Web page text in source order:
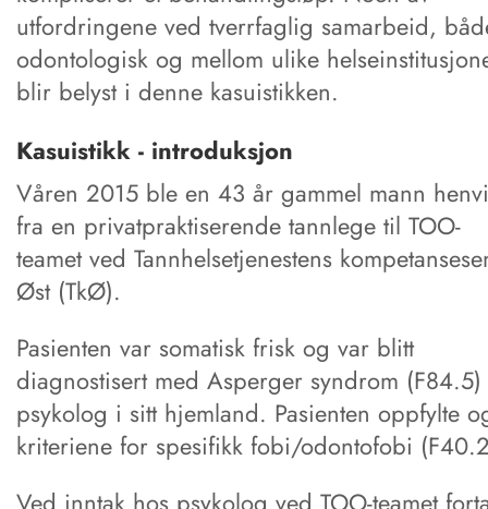
utfordringene ved tverrfaglig samarbeid,
odontologisk og mellom ulike
blir belyst i denne kasuistikken.
Kasuistikk - introduksjon
Våren 2015 ble en 43 år gammel mann
fra en privatpraktiserende tannlege til TOO-
teamet ved Tannhelsetjenestens
Øst (TkØ).
Pasienten var somatisk frisk og var blitt
diagnostisert med Asperger syndrom (F84.5)
psykolog i sitt hjemland. Pasienten oppfylte
kriteriene for spesifikk fobi/odontofobi